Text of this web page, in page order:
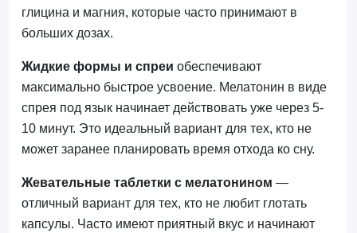
глицина и магния, которые часто принимают в
больших дозах.
Жидкие формы и спреи обеспечивают
максимально быстрое усвоение. Мелатонин в виде
спрея под язык начинает действовать уже через 5-
10 минут. Это идеальный вариант для тех, кто не
может заранее планировать время отхода ко сну.
Жевательные таблетки с мелатонином —
отличный вариант для тех, кто не любит глотать
капсулы. Часто имеют приятный вкус и начинают